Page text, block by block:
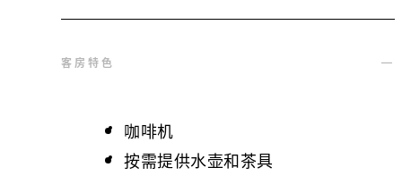
客房特色
咖啡机
按需提供水壶和茶具